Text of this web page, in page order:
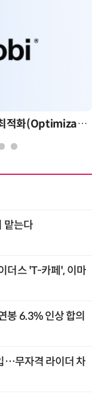
AI 시대의 의사결정을 바꾸는 수리최적화(Optimization): 실제 산업 적용 사례와 활용 전략
맡는다
더스 'T-카페', 이마
봉 6.3% 인상 합의
…무자격 라이더 차